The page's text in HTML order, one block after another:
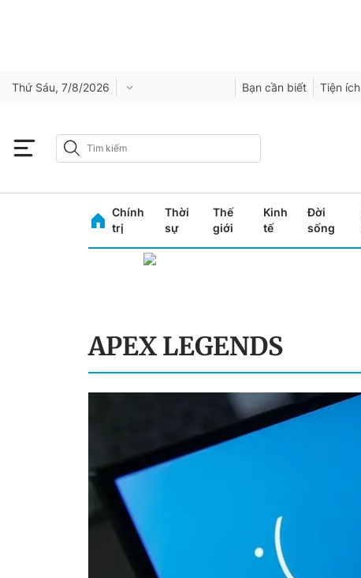
Thứ Sáu, 7/8/2026 Bạn cần biết Tiện ích
Chính
trị
Thời
sự
Thế
giới
Kinh
tế
Đời
sống
APEX LEGENDS